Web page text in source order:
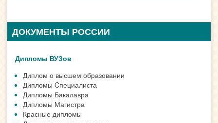
ДОКУМЕНТЫ РОССИИ
Дипломы ВУЗов
Диплом о высшем образовании
Дипломы Cпециалиста
Дипломы Бакалавра
Дипломы Магистра
Красные дипломы